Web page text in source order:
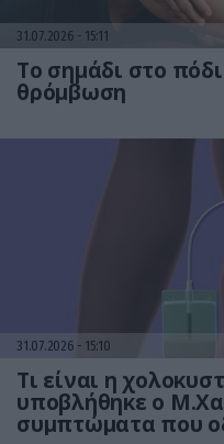
31.07.2026 15:11
Το σημάδι στο
θρόμβωση
31.07.2026 15:10
Τι είναι η
υποβλήθηκε ο
συμπτώματα που